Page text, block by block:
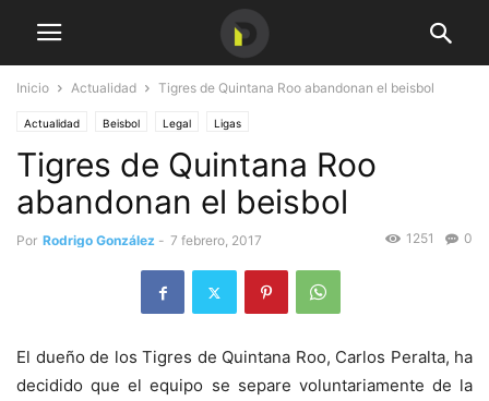
Inicio Actualidad Tigres de Quintana Roo abandonan el beisbol
Actualidad Beisbol Legal Ligas
Tigres de Quintana Roo
abandonan el beisbol
Por Rodrigo González - 7 febrero, 2017 0
1251
El dueño de los Tigres de Quintana Roo, Carlos Peralta, ha
decidido que el equipo se separe voluntariamente de la